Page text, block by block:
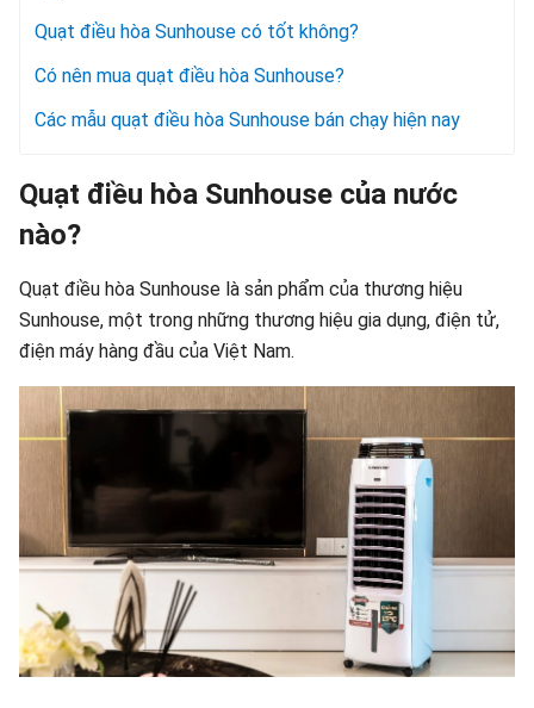
Quạt điều hòa Sunhouse có tốt không?
Có nên mua quạt điều hòa Sunhouse?
Các mẫu quạt điều hòa Sunhouse bán chạy hiện nay
Quạt điều hòa Sunhouse của nước
nào?
Quạt điều hòa Sunhouse là sản phẩm của thương hiệu
Sunhouse, một trong những thương hiệu gia dụng, điện tử,
điện máy hàng đầu của Việt Nam.